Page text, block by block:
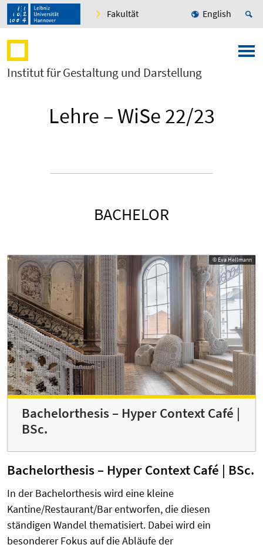
Fakultät English
Institut für Gestaltung und Darstellung
Lehre – WiSe 22/23
BACHELOR
© Eva Hellmann
Bachelorthesis – Hyper Context Café |
BSc.
Bachelorthesis – Hyper Context Café | BSc.
In der Bachelorthesis wird eine kleine
Kantine/Restaurant/Bar entworfen, die diesen
ständigen Wandel thematisiert. Dabei wird ein
besonderer Fokus auf die Abläufe der